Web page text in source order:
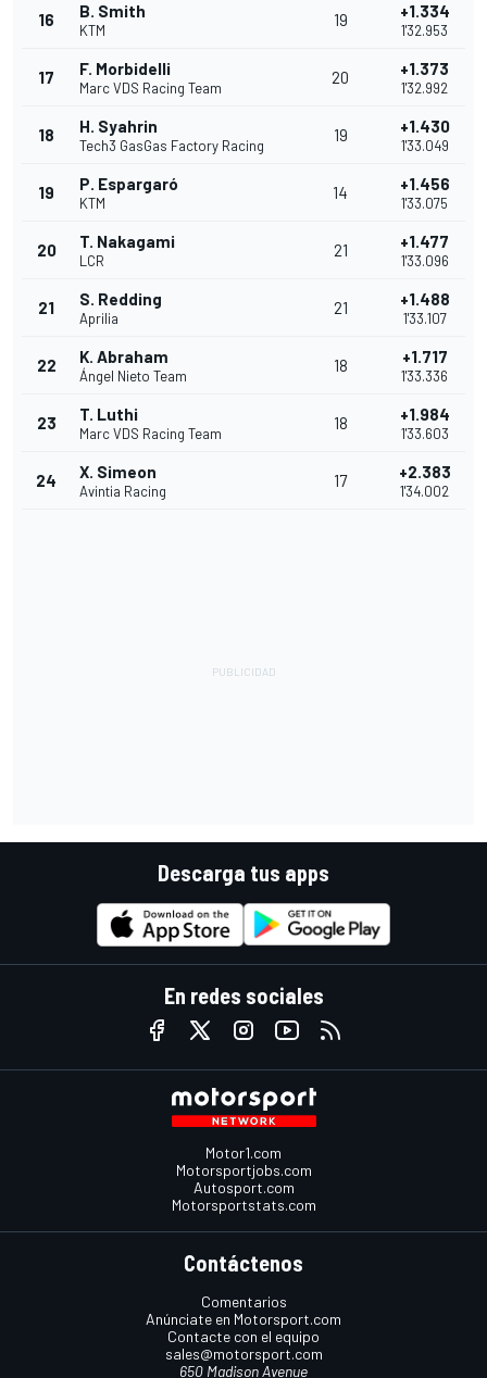
16 B. Smith
KTM
19 +1.334
1'32.953
17 F. Morbidelli
Marc VDS Racing Team
20 +1.373
1'32.992
18 H. Syahrin
Tech3 GasGas Factory Racing
19 +1.430
1'33.049
19 P. Espargaró
KTM
14 +1.456
1'33.075
20 T. Nakagami
LCR
21 +1.477
1'33.096
21 S. Redding
Aprilia
21 +1.488
1'33.107
22 K. Abraham
Ángel Nieto Team
18 +1.717
1'33.336
23 T. Luthi
Marc VDS Racing Team
18 +1.984
1'33.603
24 X. Simeon
Avintia Racing
17 +2.383
1'34.002
Descarga tus apps
En redes sociales
Motor1.com
Motorsportjobs.com
Autosport.com
Motorsportstats.com
Contáctenos
Comentarios
Anúnciate en Motorsport.com
Contacte con el equipo
sales@motorsport.com
650 Madison Avenue